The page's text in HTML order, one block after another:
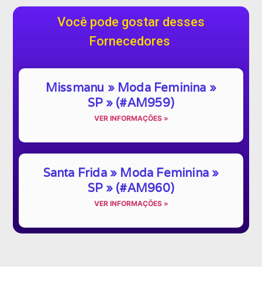
Você pode gostar desses
Fornecedores
Missmanu » Moda Feminina »
SP » (#AM959)
VER INFORMAÇÕES »
Santa Frida » Moda Feminina »
SP » (#AM960)
VER INFORMAÇÕES »